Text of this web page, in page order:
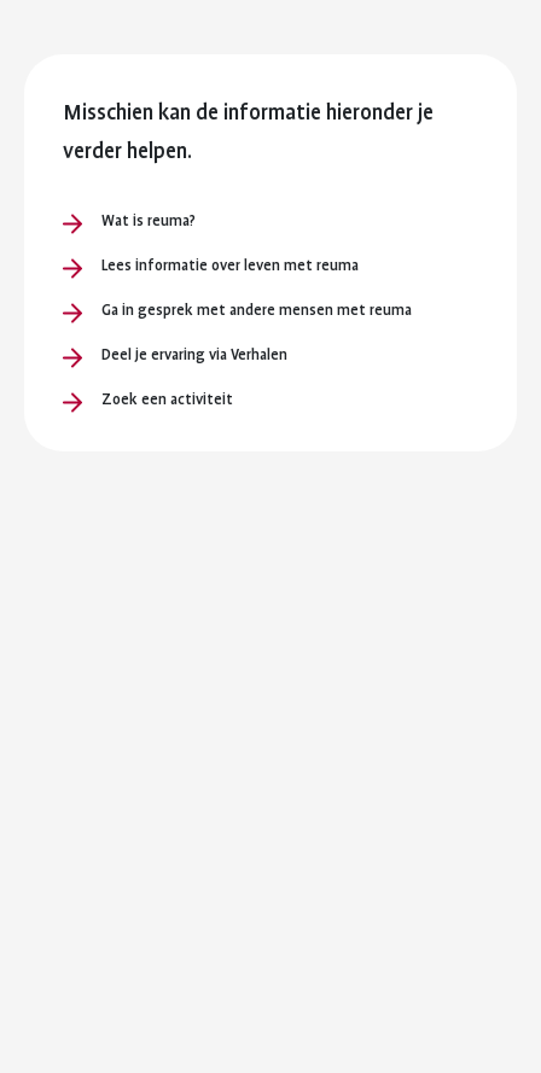
Misschien kan de informatie hieronder je
verder helpen.
Wat is reuma?
Lees informatie over leven met reuma
Ga in gesprek met andere mensen met reuma
Deel je ervaring via Verhalen
Zoek een activiteit